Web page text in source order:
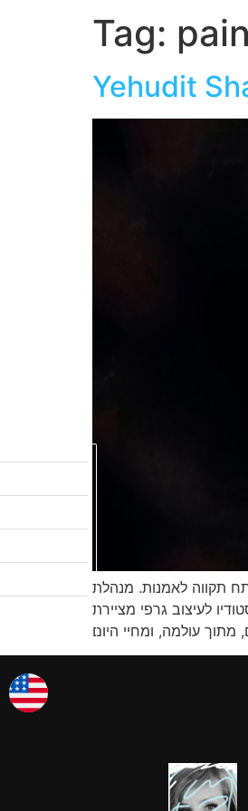
לקטלוג המבצעים
שיעורי ציור
לגלריות שלי
אודות
צרו קשר
Tag:
לאמנות. לימוד ציור בטכניקות שונות במשך 7 שנים – מוזיאון פתח תקווה לאמנות. מנהלת
לעיצוב גרפי מציירת